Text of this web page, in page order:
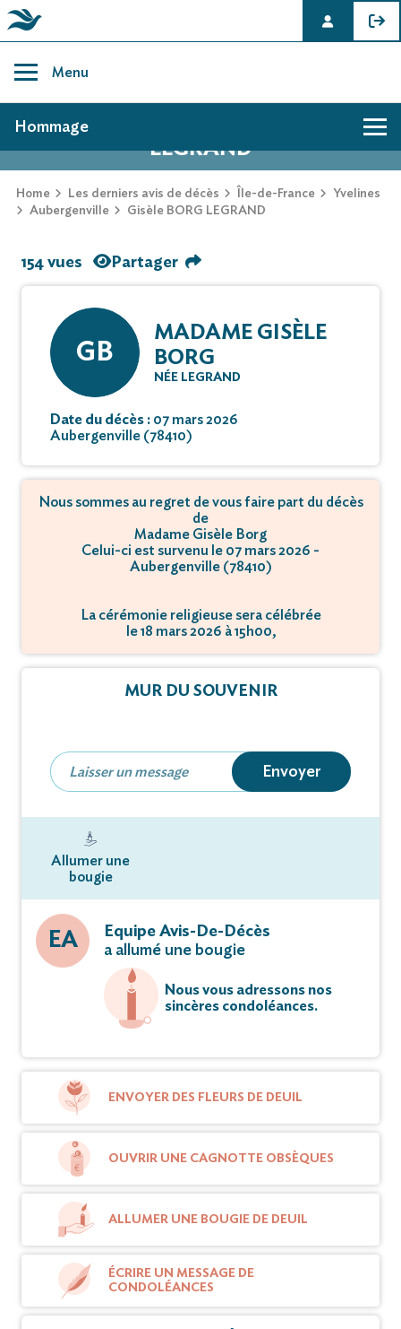
content
Menu
AVIS DE DÉCÈS DE GISÈLE BORG
LEGRAND
Home Les derniers avis de décès Île-de-France
Yvelines
Aubergenville
Gisèle BORG LEGRAND
Hommage
154 vues Partager
GB
MADAME GISÈLE
BORG
NÉE LEGRAND
Date du décès : 07 mars 2026
Aubergenville (78410)
Nous sommes au regret de vous faire part du décès
de
Madame Gisèle Borg
Celui-ci est survenu le 07 mars 2026 -
Aubergenville (78410)
La cérémonie religieuse sera célébrée
le 18 mars 2026 à 15h00,
le 18 mars 2026 à 17h00,
MUR DU SOUVENIR
Envoyer
Allumer une
bougie
EA
Equipe Avis-De-Décès
a allumé une bougie
Nous vous adressons nos
sincères condoléances.
ENVOYER DES FLEURS DE DEUIL
OUVRIR UNE CAGNOTTE OBSÈQUES
ALLUMER UNE BOUGIE DE DEUIL
ÉCRIRE UN MESSAGE DE
CONDOLÉANCES